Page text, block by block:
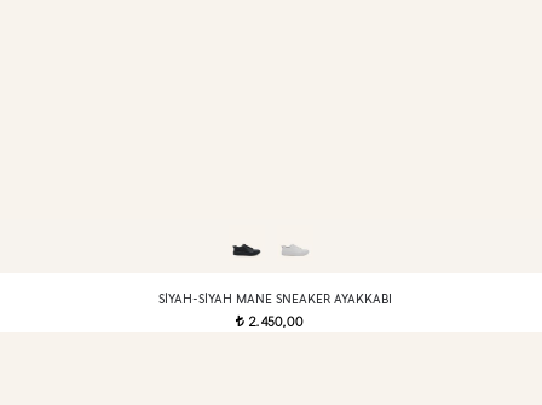
SIYAH-SIYAH MANE SNEAKER AYAKKABI
t 2.450,00